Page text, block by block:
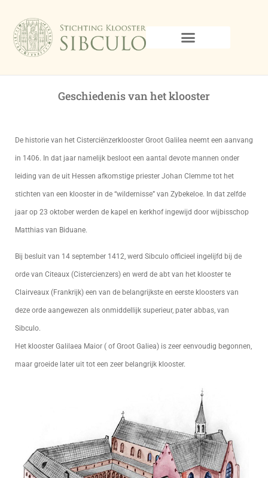
Geschiedenis van het klooster
De historie van het Cisterciënzerklooster Groot Galilea neemt een aanvang
in 1406. In dat jaar namelijk besloot een aantal devote mannen onder
leiding van de uit Hessen afkomstige priester Johan Clemme tot het
stichten van een klooster in de “wildernisse” van Zybekeloe. In dat zelfde
jaar op 23 oktober werden de kapel en kerkhof ingewijd door wijbisschop
Matthias van Biduane.
Bij besluit van 14 september 1412, werd Sibculo officieel ingelijfd bij de
orde van Citeaux (Cistercienzers) en werd de abt van het klooster te
Clairveaux (Frankrijk) een van de belangrijkste en eerste kloosters van
deze orde aangewezen als onmiddellijk superieur, pater abbas, van
Sibculo.
Het klooster Galilaea Maior ( of Groot Galiea) is zeer eenvoudig begonnen,
maar groeide later uit tot een zeer belangrijk klooster.